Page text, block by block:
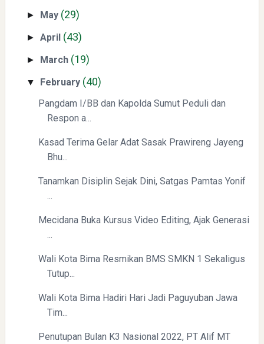
Mengenal Dampak Kenaikan Suku Bunga terhadap Bitcoin
Menyongsong Masa Depan Buruh Indonesia dengan
► May (29)
►April (43)
► March (19)
▼ February (40)
Pangdam I/BB dan Kapolda Sumut Peduli dan
Respon a...
Kasad Terima Gelar Adat Sasak Prawireng Jayeng
Bhu...
Tanamkan Disiplin Sejak Dini, Satgas Pamtas Yonif
Mecidana Buka Kursus Video Editing, Ajak Generasi
Wali Kota Bima Resmikan BMS SMKN 1 Sekaligus
Tutup...
Wali Kota Bima Hadiri Hari Jadi Paguyuban Jawa
Tim...
Penutupan Bulan K3 Nasional 2022, PT Alif MT